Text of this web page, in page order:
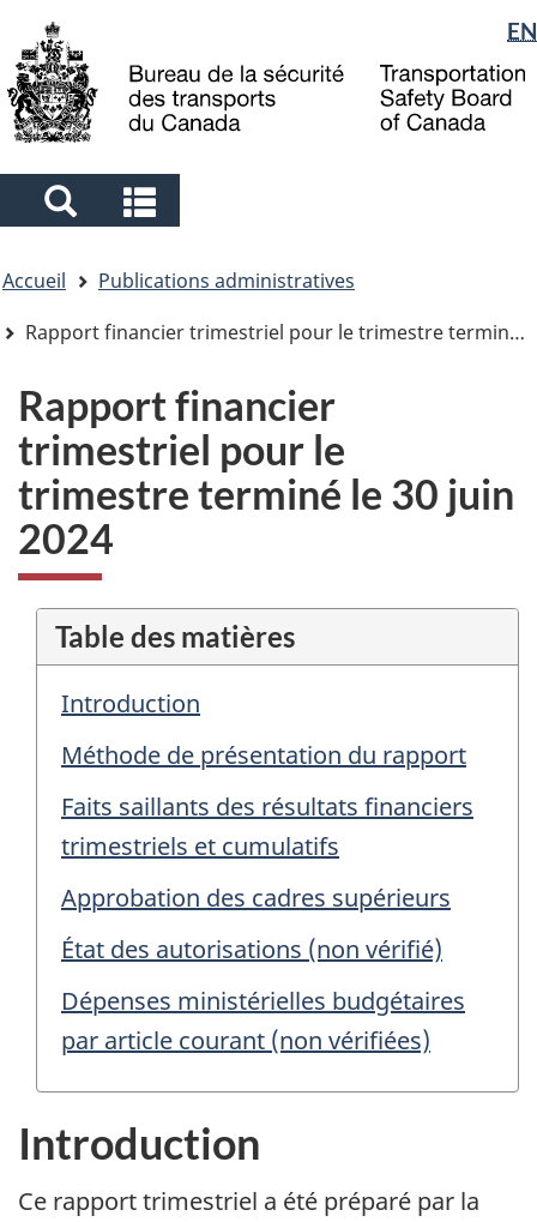
to
main
to
"About
government"
à
la
Sélection
de
la
langue
EN
Search
and
menus
and
menus
êtes
ici
Accueil
Publications administratives
Rapport financier trimestriel pour le trimestre terminé le 30 juin 2024
Rapport financier
trimestriel pour le
trimestre terminé le 30 juin
2024
Table des matières
Introduction
Méthode de présentation du rapport
Faits saillants des résultats financiers
trimestriels et cumulatifs
Approbation des cadres supérieurs
État des autorisations (non vérifié)
Dépenses ministérielles budgétaires
par article courant (non vérifiées)
Introduction
Ce rapport trimestriel a été préparé par la